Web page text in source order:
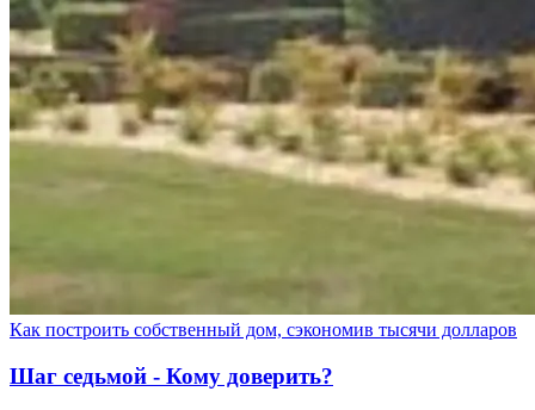
Как построить собственный дом, сэкономив тысячи долларов
Шаг седьмой - Кому доверить?